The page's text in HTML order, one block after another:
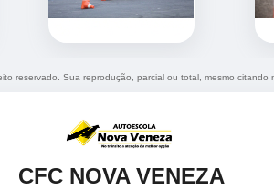
reservado. Sua reprodução, parcial ou total, mesmo
CFC NOVA VENEZA